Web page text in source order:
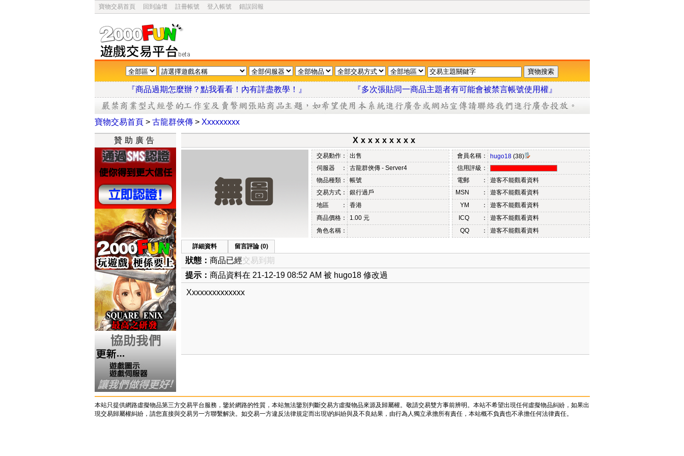
寶物交易首頁 回到論壇 註冊帳號 登入帳號 錯誤回報
『商品過期怎麼辦？點我看看！內有詳盡教學！』 『多次張貼同一商品主題者有可能會被禁言帳號使用權』
寶物交易首頁> 古龍群俠傳> Xxxxxxxxx
贊助廣告 Xxxxxxxxx
交易動作：
出售
伺服器 ：
古龍群俠傳 - Server4
物品種類：
帳號
交易方式：
銀行過戶
地區 ：
香港
商品價格：
1.00 元
角色名稱：
會員名稱： hugo18(38)
信用評級：
電郵 ：
遊客不能觀看資料
MSN ：
遊客不能觀看資料
YM ：
遊客不能觀看資料
ICQ ：
遊客不能觀看資料
QQ ：
遊客不能觀看資料
詳細資料 留言評論 (0)
狀態： 商品已經交易到期
提示： 商品資料在 21-12-19 08:52 AM 被 hugo18 修改過
Xxxxxxxxxxxxxx
本站只提供網路虛擬物品第三方交易平台服務，鑒於網路的性質，本站無法鑒別判斷交易方虛擬物品來源及歸屬權。敬請交易雙方事前辨明。本站不希望出現任何虛擬物品糾紛，如果出
現交易歸屬權糾紛，請您直接與交易另一方聯繫解決。如交易一方違反法律規定而出現\的糾紛與及不良結果，由行為人獨立承擔所有責任，本站概不負責也不承擔任何法律責任。